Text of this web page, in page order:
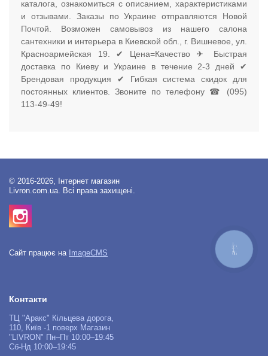
каталога, ознакомиться с описанием, характеристиками
и отзывами. Заказы по Украине отправляются Новой
Почтой. Возможен самовывоз из нашего салона
сантехники и интерьера в Киевской обл., г. Вишневое, ул.
Красноармейская 19. ✔ Цена=Качество ✈ Быстрая
доставка по Киеву и Украине в течение 2-3 дней ✔
Брендовая продукция ✔ Гибкая система скидок для
постоянных клиентов. Звоните по телефону ☎ (095)
113-49-49!
© 2016-2026, Інтернет магазин
Livron.com.ua. Всі права захищені.
Сайт працює на ImageCMS
Контакти
ТЦ "Аракс" Кільцева дорога,
110, Київ -1 поверх Магазин
"LIVRON" Пн–Пт 10:00–19:45
Сб-Нд 10:00–19:45
КНОПКА
ЗВ'ЯЗКУ